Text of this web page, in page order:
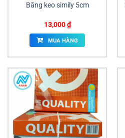
Băng keo simily 5cm
13,000₫
MUA HÀNG